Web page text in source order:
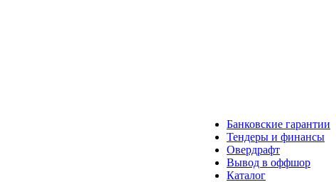
Банковские гарантии
Тендеры и финансы
Овердрафт
Вывод в оффшор
Каталог